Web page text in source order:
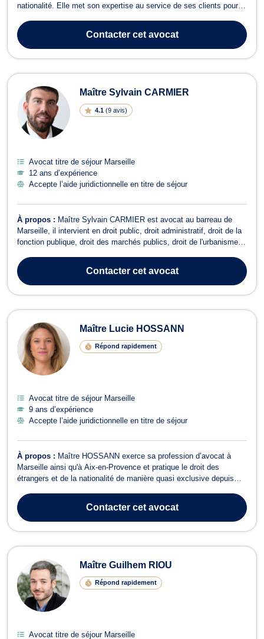
nationalité. Elle met son expertise au service de ses clients pour
Maître TRAQUINI vous assiste lors des entretiens avec l'OFPRA
et des audi...
Contactercet avocat
Maître Sylvain CARMIER
4.1 (9 avis)
Avocat titre de séjour Marseille
12 ans d’expérience
Accepte l’aide juridictionnelle en titre de séjour
À propos : Maître Sylvain CARMIER est avocat au barreau de
Marseille, il intervient en droit public, droit administratif, droit de la
fonction publique, droit des marchés publics, droit de l'urbanisme,
administratif, il conseille ses clients en cas de problématiques ou
liti...
Contactercet avocat
Maître Lucie HOSSANN
Répond rapidement
Avocat titre de séjour Marseille
9 ans d’expérience
Accepte l’aide juridictionnelle en titre de séjour
À propos : Maître HOSSANN exerce sa profession d’avocat à
Marseille ainsi qu'à Aix-en-Provence et pratique le droit des
étrangers et de la nationalité de manière quasi exclusive depuis
rencontrer diverses situations juridiques et de représenter les
intérêts de ressortis...Contactercet avocat
Maître Guilhem RIOU
Répond rapidement
Avocat titre de séjour Marseille